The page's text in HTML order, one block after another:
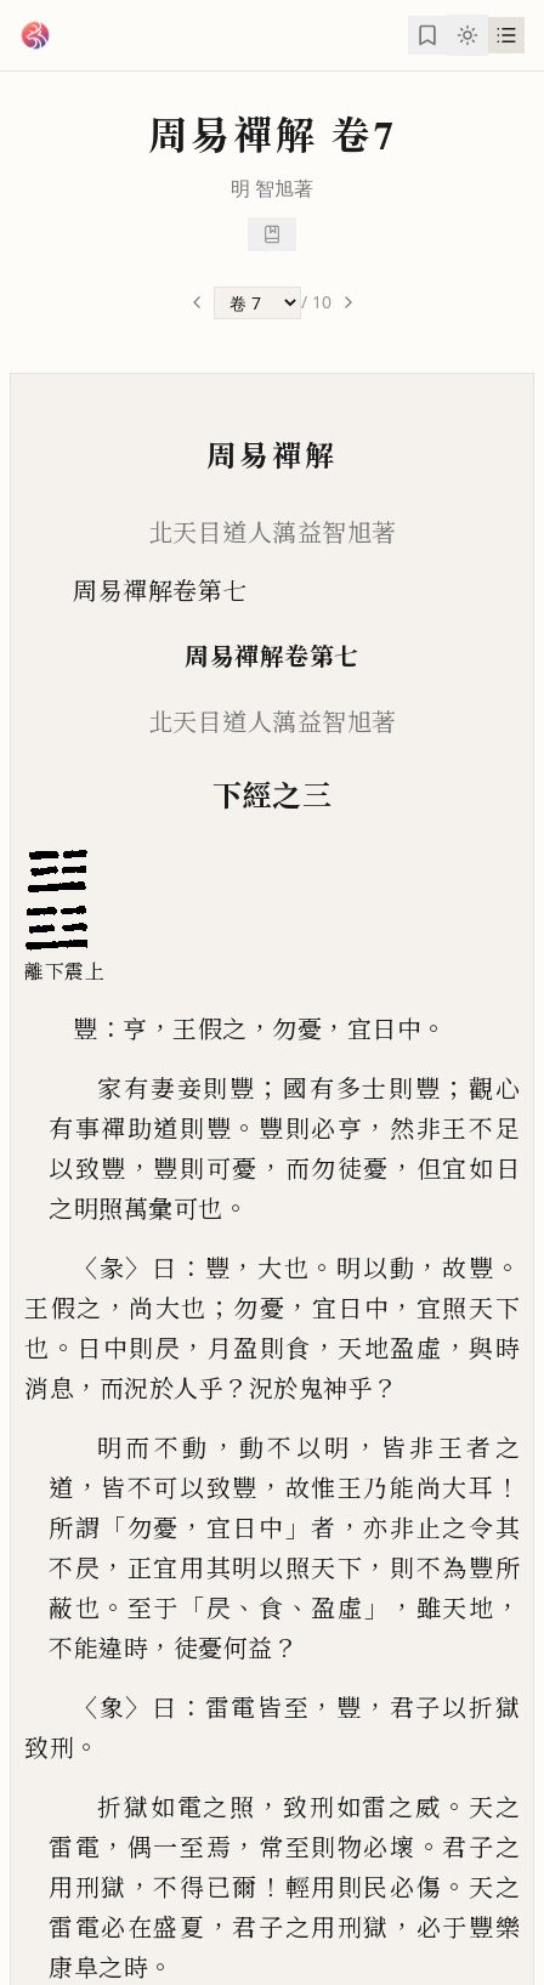
周易禪解 卷7
明 智旭著
/ 10
周易禪解
北天目道人蕅益智旭著
周易禪解卷第七
周易禪解卷第七
北天目道人蕅益智旭著
下經之三
離下震上
豐 ： 亨 ， 王假之 ， 勿憂 ， 宜日中 。
家有妻妾則豐 ； 國有多士則豐 ； 觀心
有事禪助道則豐 。 豐則必亨 ， 然非王不足
以致豐 ， 豐則可憂 ， 而勿徒憂 ， 但宜如日
之明照萬彙可也 。
〈彖〉 曰 ： 豐 ， 大也 。 明以動 ，故豐 。
王假之 ， 尚大也 ； 勿憂 ， 宜日 中 ， 宜照天下
也 。 日中則昃 ， 月盈則食 ， 天地盈虛 ，與時
消息 ， 而況於人乎 ？ 況於鬼神乎 ？
明而不動 ， 動不以明 ， 皆非王者之
道 ， 皆不可以致豐 ， 故惟王乃能尚大耳 ！
所謂 「勿憂 ， 宜日中 」者 ，亦非 止之令其
不昃 ， 正宜用其明以照天下 ， 則不為豐所
蔽也 。 至于 「昃 、 食 、 盈虛 」， 雖天地 ，
不能違時 ， 徒憂何益 ？
〈象〉 曰 ： 雷電皆至 ， 豐 ， 君子以折獄
致刑 。
折獄如電之照 ， 致刑如雷之威 。 天之
雷電 ， 偶一至焉 ， 常至則物必壞 。 君子之
用刑獄 ，不得已爾 ！ 輕用則民必傷 。 天之
雷電必在盛夏 ， 君子之用刑獄 ， 必于豐樂
康阜之時 。